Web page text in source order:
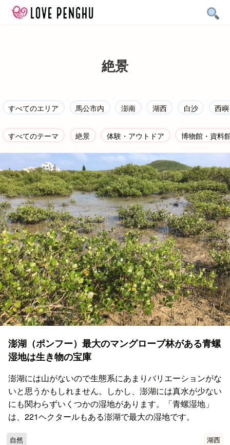
Skip
絶景
すべてのエリア 馬公市内 澎南 湖西 白沙 西嶼
すべてのテーマ 絶景 体験・アウトドア 博物館・資料
澎湖（ポンフー）最大のマングローブ林がある青螺
湿地は生き物の宝庫
澎湖には山がないので生態系にあまりバリエーションがな
いと思うかもしれません。しかし、澎湖には真水が少ない
にも関わらずいくつかの湿地があります。「青螺湿地」
は、221ヘクタールもある澎湖で最大の湿地です。
自然 湖西